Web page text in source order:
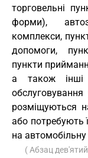
торговельні
форми),
комплекси,
допомоги,
пункти
а також інші
розміщуються
або потребують
на
( Абзац дев'ятий